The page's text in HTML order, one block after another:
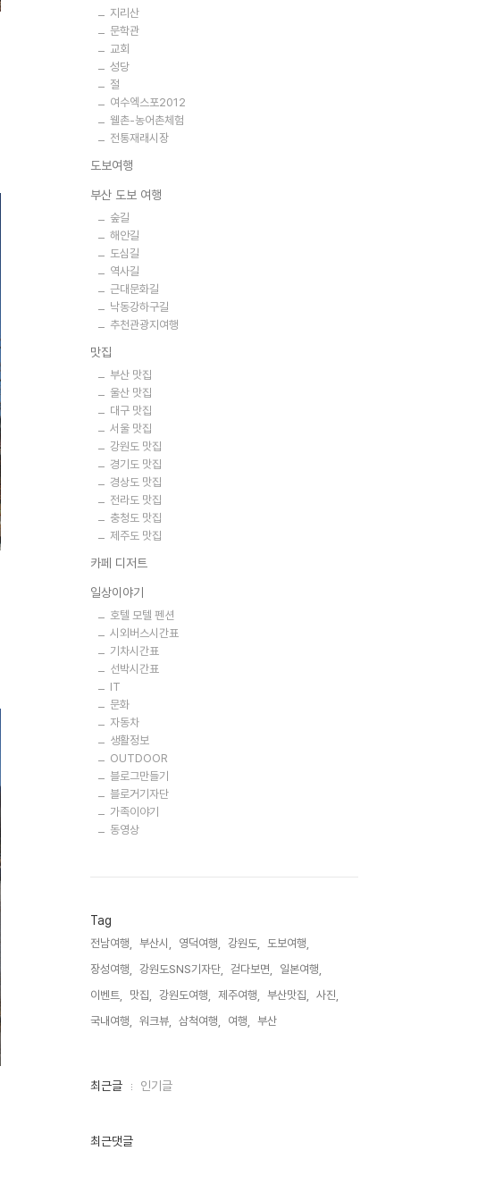
지리산
문학관
교회
성당
절
여수엑스포2012
웰촌-농어촌체험
전통재래시장
도보여행
부산 도보 여행
숲길
해안길
도심길
역사길
근대문화길
낙동강하구길
추천관광지여행
맛집
부산 맛집
울산 맛집
대구 맛집
서울 맛집
강원도 맛집
경기도 맛집
경상도 맛집
전라도 맛집
충청도 맛집
제주도 맛집
카페 디저트
일상이야기
호텔 모텔 펜션
시외버스시간표
기차시간표
선박시간표
IT
문화
자동차
생활정보
OUTDOOR
블로그만들기
블로거기자단
가족이야기
동영상
Tag
전남여행, 부산시, 영덕여행, 강원도,
도보여행,
장성여행,
강원도SNS기자단, 걷다보면,
일본여행,
이벤트,
맛집, 강원도여행, 제주여행, 부산맛집,
사진,
국내여행,
워크뷰, 삼척여행, 여행, 부산,
최
인
최근글 인기글
최근댓글